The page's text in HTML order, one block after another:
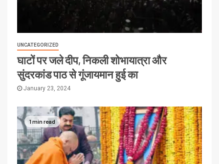
UNCATEGORIZED
घाटों पर जले दीप, निकली शोभायात्रा और
सुंदरकांड पाठ से गूंजायमान हुई का
January 23, 2024
1 min read